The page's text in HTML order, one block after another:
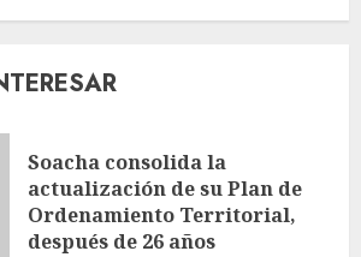
Soacha consolida la
actualización de su Plan de
Ordenamiento Territorial,
después de 26 años